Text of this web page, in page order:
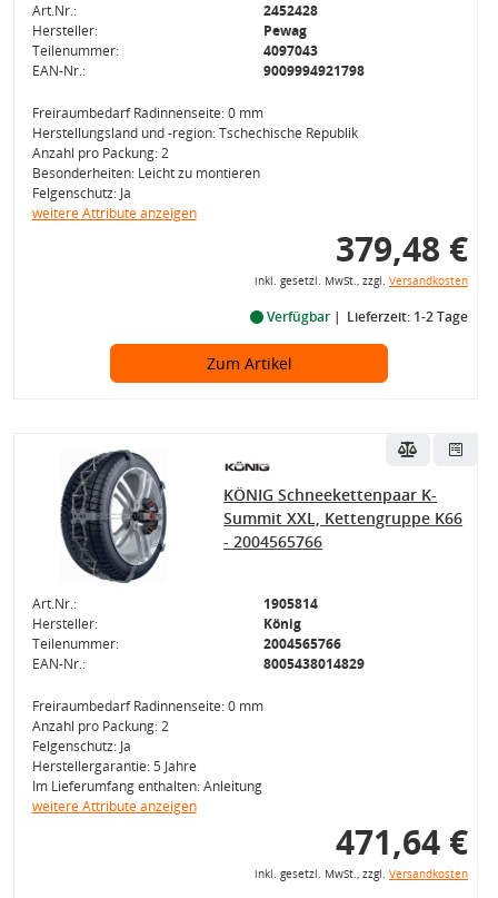
Art.Nr.:
2452428
Hersteller:
Pewag
Teilenummer:
4097043
EAN-Nr.:
9009994921798
Freiraumbedarf Radinnenseite: 0 mm
Herstellungsland und -region: Tschechische Republik
Anzahl pro Packung: 2
Besonderheiten: Leicht zu montieren
Felgenschutz: Ja
weitere Attribute anzeigen
379,48 €
inkl. gesetzl. MwSt., zzgl. Versandkosten
Verfügbar Lieferzeit: 1-2 Tage
Zum Artikel
KÖNIG Schneekettenpaar K-
Summit XXL, Kettengruppe K66
- 2004565766
Art.Nr.:
1905814
Hersteller:
König
Teilenummer:
2004565766
EAN-Nr.:
8005438014829
Freiraumbedarf Radinnenseite: 0 mm
Anzahl pro Packung: 2
Felgenschutz: Ja
Herstellergarantie: 5 Jahre
Im Lieferumfang enthalten: Anleitung
weitere Attribute anzeigen
471,64 €
inkl. gesetzl. MwSt., zzgl. Versandkosten